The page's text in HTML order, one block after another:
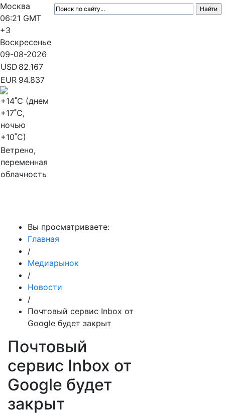
Москва
06:21 GMT
+3
Воскресенье
09-08-2026
USD 82.167
EUR 94.837
+14˚C (днем
+17˚C,
ночью
+10˚C)
Ветрено,
переменная
облачность
Вы просматриваете:
Главная
/
Медиарынок
/
Новости
/
Почтовый сервис Inbox от
Google будет закрыт
Почтовый
сервис Inbox от
Google будет
закрыт